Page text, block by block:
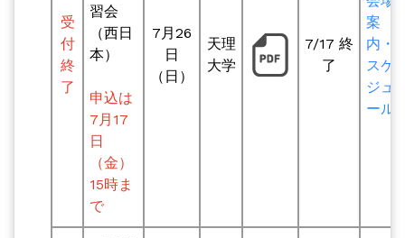
受
付
終
了
習会
（西日
本）
申込は
7月17
日
（金）
15時ま
で
7月26
日
（日）
天理
大学
7/17 終
了
案
内・
スケ
ジュ
ール